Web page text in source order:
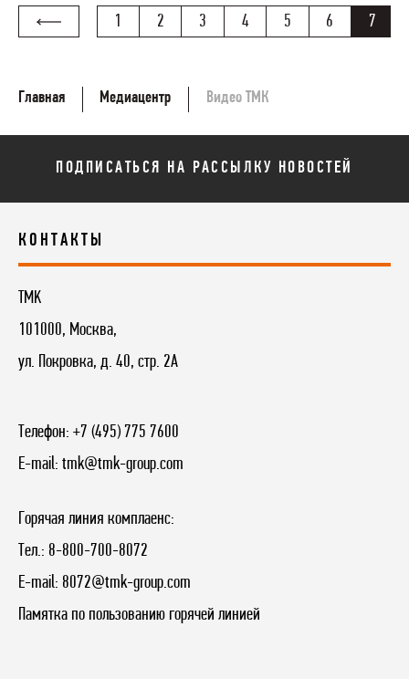
1 2 3 4 5 6 7
Главная Медиацентр Видео ТМК
ПОДПИСАТЬСЯ НА РАССЫЛКУ НОВОСТЕЙ
КОНТАКТЫ
TMK
101000, Москва,
ул. Покровка, д. 40, стр. 2А
Телефон: +7 (495) 775 7600
E-mail: tmk@tmk-group.com
Горячая линия комплаенс:
Тел.: 8-800-700-8072
E-mail: 8072@tmk-group.com
Памятка по пользованию горячей линией